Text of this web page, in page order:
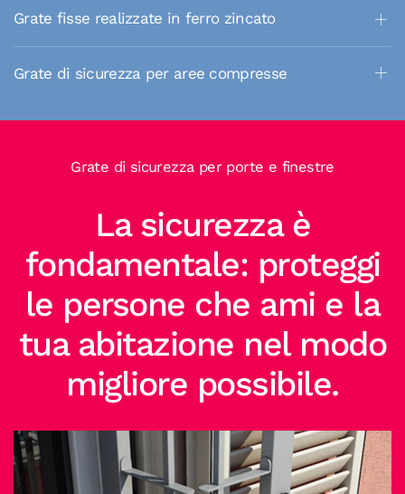
Grate fisse realizzate in ferro zincato
Grate di sicurezza per aree compresse
Grate di sicurezza per porte e finestre
La sicurezza è
fondamentale: proteggi
le persone che ami e la
tua abitazione nel modo
migliore possibile.